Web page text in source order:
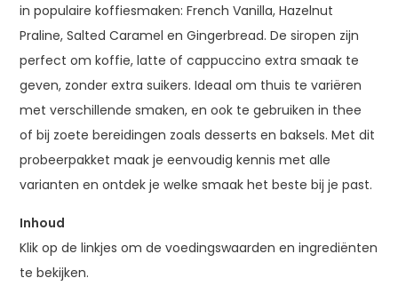
in populaire koffiesmaken: French Vanilla, Hazelnut
Praline, Salted Caramel en Gingerbread. De siropen zijn
perfect om koffie, latte of cappuccino extra smaak te
geven, zonder extra suikers. Ideaal om thuis te variëren
met verschillende smaken, en ook te gebruiken in thee
of bij zoete bereidingen zoals desserts en baksels. Met dit
probeerpakket maak je eenvoudig kennis met alle
varianten en ontdek je welke smaak het beste bij je past.
Inhoud
Klik op de linkjes om de voedingswaarden en ingrediënten
te bekijken.